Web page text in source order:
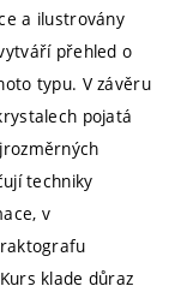
a ilustrovány
přehled o
typu. V závěru
pojatá
techniky
v
klade důraz